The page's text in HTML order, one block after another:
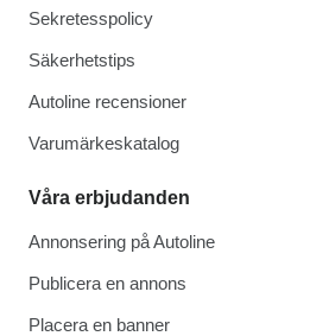
Sekretesspolicy
Säkerhetstips
Autoline recensioner
Varumärkeskatalog
Våra erbjudanden
Annonsering på Autoline
Publicera en annons
Placera en banner